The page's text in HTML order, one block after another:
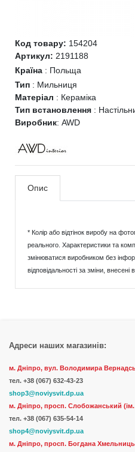
Код товару: 154204
Артикул: 2191188
Країна : Польща
Тип : Мильниця
Матеріал : Кераміка
Тип встановлення :
Виробник: AWD
Опис
* Колір або відтінок виробу на
реального. Характеристики та
змінюватися виробником без
відповідальності за зміни, внесені
Адреси наших магазинів:
м. Дніпро, вул. Володимира
тел. +38 (067) 632-43-23
shop3@noviysvit.dp.ua
м. Дніпро, просп. Слобожанський (ім.
тел. +38 (067) 635-54-14
shop4@noviysvit.dp.ua
м. Дніпро, просп. Богдана